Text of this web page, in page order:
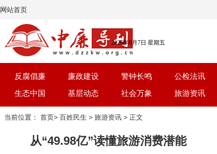
网站首页
2026年8月7日 星期五
反腐倡廉 廉政建设 警钟长鸣 公检法讯
生态中国 基层动态 社会万象 旅游资讯
党建 文选 三农 艺术
当前位置： 首页> 百姓民生 > 旅游资讯> 正文
从“49.98亿”读懂旅游消费潜能